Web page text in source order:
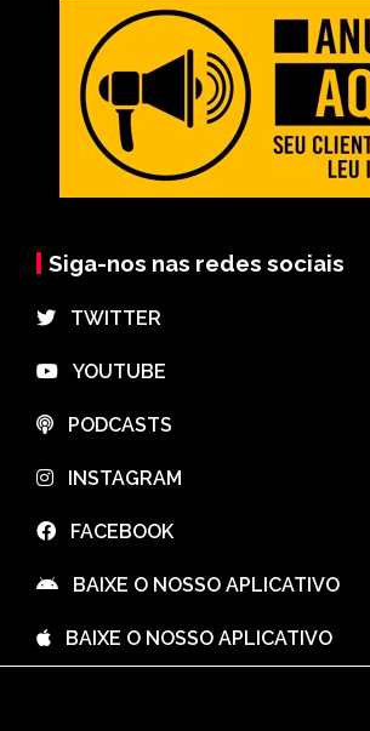
Siga-nos nas redes sociais
⠀TWITTER
⠀YOUTUBE
⠀PODCASTS
⠀INSTAGRAM
⠀FACEBOOK
⠀BAIXE O NOSSO APLICATIVO
⠀BAIXE O NOSSO APLICATIVO